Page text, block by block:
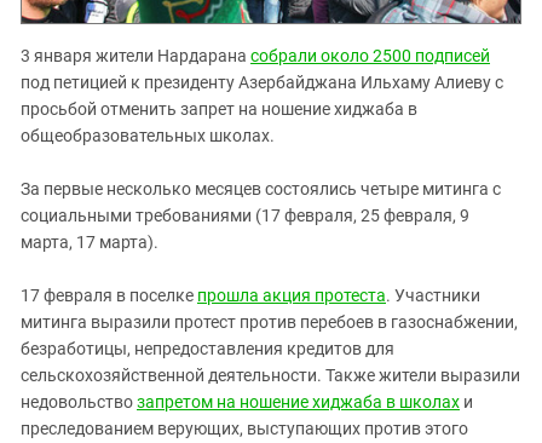
3 января жители Нардарана собрали около 2500 подписей
под петицией к президенту Азербайджана Ильхаму Алиеву с
просьбой отменить запрет на ношение хиджаба в
общеобразовательных школах.
За первые несколько месяцев состоялись четыре митинга с
социальными требованиями (17 февраля, 25 февраля, 9
марта, 17 марта).
17 февраля в поселке прошла акция протеста. Участники
митинга выразили протест против перебоев в газоснабжении,
безработицы, непредоставления кредитов для
сельскохозяйственной деятельности. Также жители выразили
недовольствозапретом на ношение хиджаба в школах и
преследованием верующих, выступающих против этого